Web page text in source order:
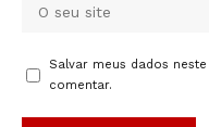
Salvar meus dados
comentar.